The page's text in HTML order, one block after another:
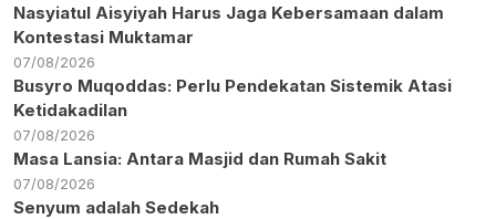
Nasyiatul Aisyiyah Harus Jaga Kebersamaan dalam
Kontestasi Muktamar
07/08/2026
Busyro Muqoddas: Perlu Pendekatan Sistemik Atasi
Ketidakadilan
07/08/2026
Masa Lansia: Antara Masjid dan Rumah Sakit
07/08/2026
Senyum adalah Sedekah